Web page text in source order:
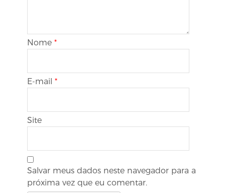
Nome *
E-mail *
Site
Salvar meus dados neste navegador para a
próxima vez que eu comentar.